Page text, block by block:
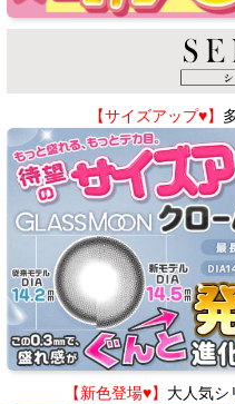
【サイズアップ♥】
【新色登場♥】 大人気